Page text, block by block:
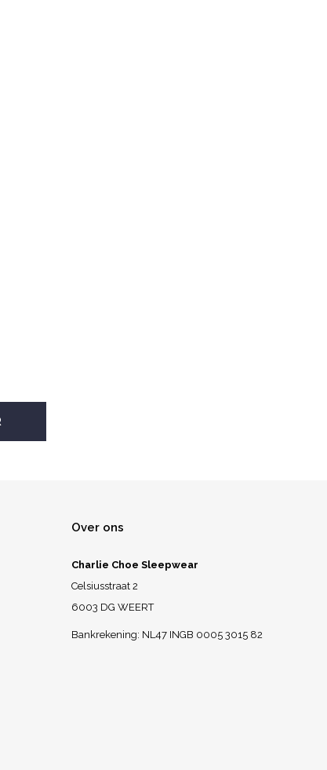
Over ons
Charlie Choe Sleepwear
Celsiusstraat 2
6003 DG WEERT
Bankrekening: NL47 INGB 0005 3015 82